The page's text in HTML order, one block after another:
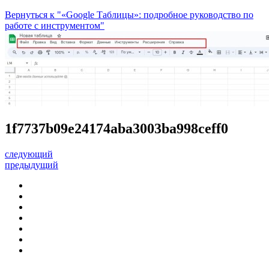
Вернуться к "«Google Таблицы»: подробное руководство по
работе с инструментом"
1f7737b09e24174aba3003ba998ceff0
следующий
предыдущий